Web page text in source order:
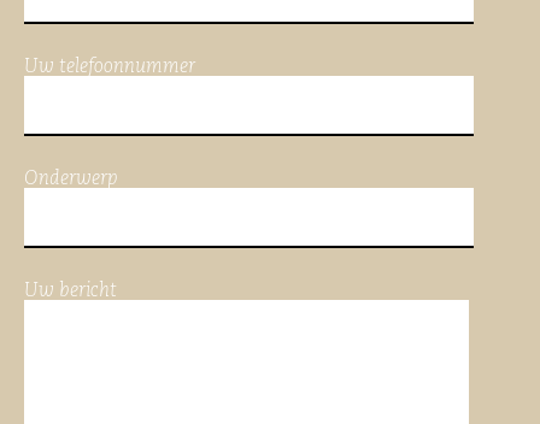
Uw telefoonnummer
Onderwerp
Uw bericht